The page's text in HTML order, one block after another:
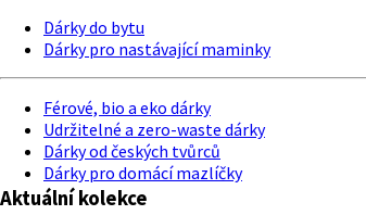
Dárky do bytu
Dárky pro nastávající maminky
Férové, bio a eko dárky
Udržitelné a zero-waste dárky
Dárky od českých tvůrců
Dárky pro domácí mazlíčky
Aktuální kolekce